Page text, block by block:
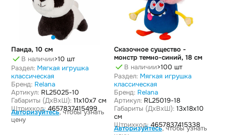
Панда, 10 см
В наличии>10 шт
Раздел: Мягкая игрушка
классическая
Бренд: Relana
Артикул: RL25025-10
Габариты (ДxВxШ): 11x10x7 см
Штрихкод: 4657837415499
Авторизуйтесь, чтобы узнать
цену
Cказочнoе существo -
монстр темно-синий, 18 см
В наличии>100 шт
Раздел: Мягкая игрушка
классическая
Бренд: Relana
Артикул:RL25019-18
Габариты (ДxВxШ):13x18x10
см
Штрихкод:4657837415338
Авторизуйтесь, чтобы узнать